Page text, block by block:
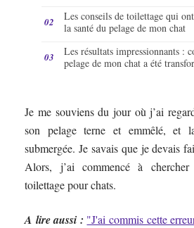
Les conseils de toilettage qui
la santé du pelage de mon chat
Les résultats impressionnants :
pelage de mon chat a été
Je me souviens du jour où j’ai
son pelage terne et emmêlé, et
submergée. Je savais que je devais
Alors, j’ai commencé à
toilettage pour chats.
A lire aussi : "J'ai commis cette